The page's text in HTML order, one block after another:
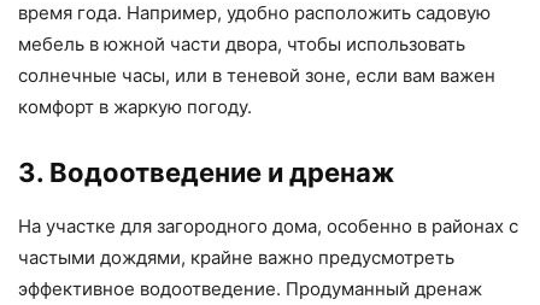
время года. Например, удобно расположить садовую
мебель в южной части двора, чтобы использовать
солнечные часы, или в теневой зоне, если вам важен
комфорт в жаркую погоду.
3. Водоотведение и дренаж
На участке для загородного дома, особенно в районах с
частыми дождями, крайне важно предусмотреть
эффективное водоотведение. Продуманный дренаж